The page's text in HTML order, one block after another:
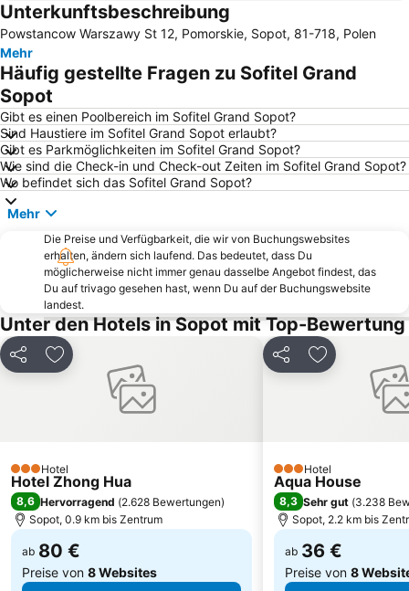
Marina Sopot
Sopot Południe
Plaża Kąty Rybackie
Dolny Sopot - Centrum
Długa
Napoli
Fontanna Neptuna
Plaża Stogi
Plaża Sobieszewo
Plaża Jurata
Przymorze
Śródmieście
Wrzeszcz Dolny
Westerplatte
Carina
Krantor
Aquapark Sopot
Gdyńska Przystań Jachtowa
Plaża Stegna
Plaża nad pełnym morzem
Molo w Sopocie
Bulwar Nadmorski - Promenada
Orunia
Wyspa Sobieszewska
Karwia Beach
Jastarnia open sea beach
Dworzec PKP
Plaża Ostrowo
Dom Zdrojowy
Sopot Lighthouse
Plaża Orłowo
Unterkunftsbeschreibung
Powstancow Warszawy St 12, Pomorskie, Sopot, 81-718, Polen
Mehr
Häufig gestellte Fragen zu Sofitel Grand
Sopot
Gibt es einen Poolbereich im Sofitel Grand Sopot?
Sind Haustiere im Sofitel Grand Sopot erlaubt?
Gibt es Parkmöglichkeiten im Sofitel Grand Sopot?
Wie sind die Check-in und Check-out Zeiten im Sofitel Grand Sopot?
Wo befindet sich das Sofitel Grand Sopot?
Mehr
Die Preise und Verfügbarkeit, die wir von Buchungswebsites
erhalten, ändern sich laufend. Das bedeutet, dass Du
möglicherweise nicht immer genau dasselbe Angebot findest, das
Du auf trivago gesehen hast, wenn Du auf der Buchungswebsite
landest.
Unter den Hotels in Sopot mit Top-Bewertung
Teilen Zu Favoriten hinzufügen
3 Sterne
Hotel
Hotel Zhong Hua
8,6 Hervorragend (2.628 Bewertungen)
Sopot, 0.9 km bis Zentrum
ab 80 €
Preise von 8 Websites
Teilen Zu Favoriten
3 Sterne
Hotel
Aqua House
8,3 Sehr gut (3.238
Sopot, 2.2 km bis
ab 36 €
Preise von 8